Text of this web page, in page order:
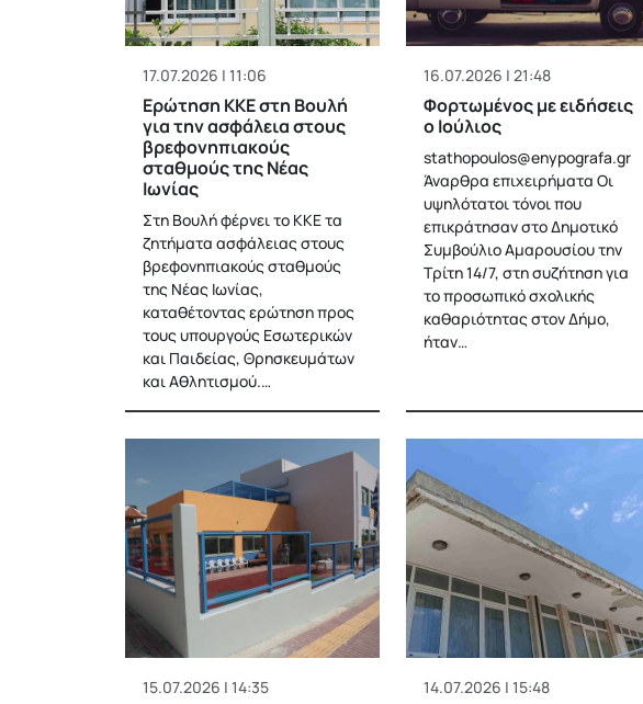
17.07.2026 | 11:06
Ερώτηση ΚΚΕ στη Βουλή
για την ασφάλεια στους
βρεφονηπιακούς
σταθμούς της Νέας
Ιωνίας
Στη Βουλή φέρνει το ΚΚΕ τα
ζητήματα ασφάλειας στους
βρεφονηπιακούς σταθμούς
της Νέας Ιωνίας,
καταθέτοντας ερώτηση προς
τους υπουργούς Εσωτερικών
και Παιδείας, Θρησκευμάτων
και Αθλητισμού.…
16.07.2026 | 21:48
Φορτωμένος με ειδήσεις
ο Ιούλιος
stathopoulos@enypografa.gr
Άναρθρα επιχειρήματα Οι
υψηλότατοι τόνοι που
επικράτησαν στο Δημοτικό
Συμβούλιο Αμαρουσίου την
Τρίτη 14/7, στη συζήτηση για
το προσωπικό σχολικής
καθαριότητας στον Δήμο,
ήταν…
15.07.2026 | 14:35 14.07.2026 | 15:48